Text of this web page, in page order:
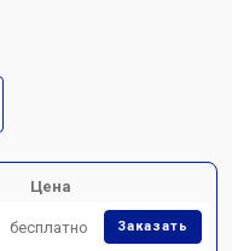
Цена
бесплатно Заказать